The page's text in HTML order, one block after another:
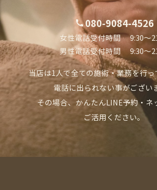
080-9084-4526
女性電話受付時間 9:30〜
男性電話受付時間 9:30〜
当店は1人で全ての施術・業務を行
電話に出られない事がござい
その場合、かんたんLINE予約・ネ
ご活用ください。